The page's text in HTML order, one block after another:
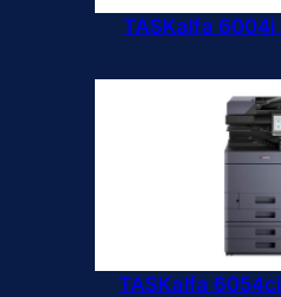
TASKalfa 6004i
TASKalfa